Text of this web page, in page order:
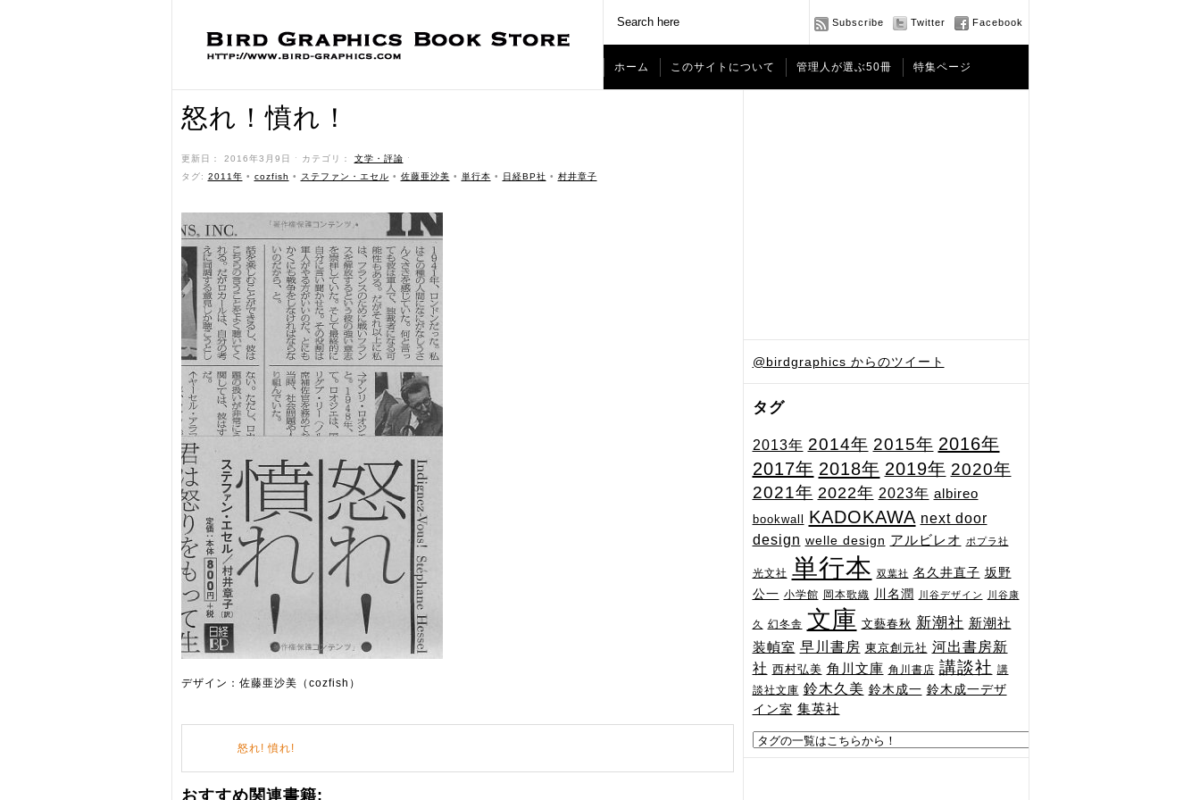
Subscribe Twitter Facebook
ホーム このサイトについて 管理人が選ぶ50冊 特集ページ
@birdgraphics からのツイート
タグ
2013年 2014年 2015年 2016年
2017年 2018年 2019年 2020年
2021年 2022年 2023年 albireo
bookwall KADOKAWA next door
design welle design アルビレオ ポプラ社
光文社 単行本 双葉社 名久井直子 坂野
公一 小学館 岡本歌織 川名潤 川谷デザイン 川谷康
久 幻冬舎 文庫 文藝春秋 新潮社 新潮社
装幀室 早川書房 東京創元社 河出書房新
社 西村弘美 角川文庫 角川書店 講談社 講
談社文庫 鈴木久美 鈴木成一 鈴木成一デザ
イン室 集英社
怒れ！憤れ！
更新日： 2016年3月9日 ˑ カテゴリ： 文学・評論 ˑ
タグ: 2011年 • cozfish • ステファン・エセル • 佐藤亜沙美 • 単行本 • 日経BP社 • 村井章子
デザイン：佐藤亜沙美（cozfish）
怒れ! 憤れ!
おすすめ関連書籍: